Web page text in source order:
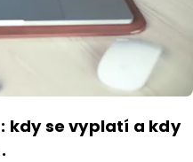
kdy se vyplatí a kdy